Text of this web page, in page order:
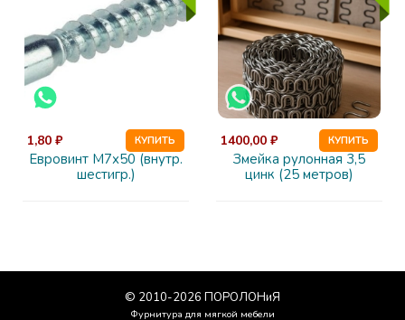
1,80 ₽ КУПИТЬ
Евровинт М7х50 (внутр.
шестигр.)
1400,00 ₽ КУПИТЬ
Змейка рулонная 3,5
цинк (25 метров)
© 2010-2026 ПОРОЛОНиЯ
Фурнитура для мягкой мебели